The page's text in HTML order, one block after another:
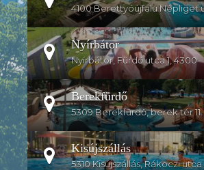
4100 Berettyóújfalu Népliget
Nyírbátor
Nyírbátor, Fürdő utca 1, 4300
Berekfürdő
5309 Berekfürdő, berek tér 11.
Kisújszállás
5310 Kisújszállás, Rákoczi utca